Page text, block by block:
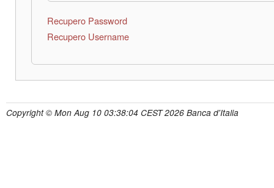
Recupero Password
Recupero Username
Copyright © Mon Aug 10 03:38:04 CEST 2026 Banca d'Italia